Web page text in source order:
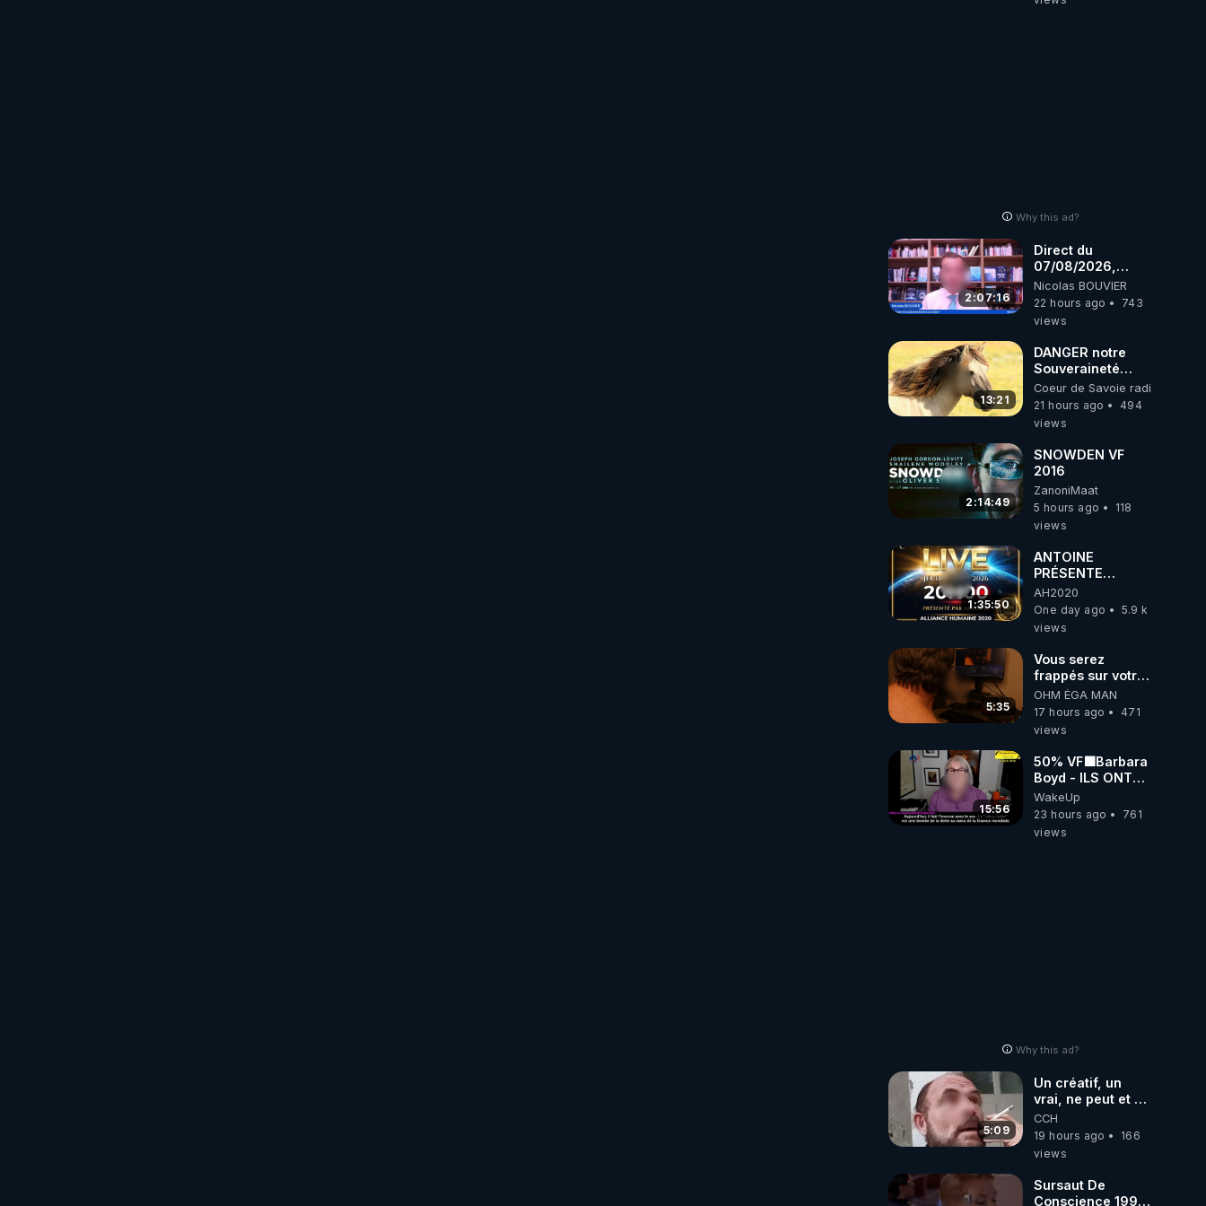
Why this ad?
2:07:16
Direct du
07/08/2026,
présenté par
Nicolas BOUVIER
Nicolas BOUVIER
22 hours ago
743
views
13:21
DANGER notre
Souveraineté
Alimentaire est
attaqué...
Coeur de Savoie radioweb TV
21 hours ago
494
views
2:14:49
SNOWDEN VF
2016
ZanoniMaat
5 hours ago
118
views
1:35:50
ANTOINE
PRÉSENTE
AH2020 LE LIVE
20H ***DU
06/08/2026***
AH2020
One day ago
5.9 k
views
5:35
Vous serez
frappés sur votre
sol européens par
la faute des
dirigeants qui
le nez
OHM ÉGA MAN
17 hours ago
471
views
15:56
50% VF🟩Barbara
Boyd - ILS ONT
MENTI SUR TOUT
-Jocelyne
Traduction
WakeUp
23 hours ago
761
views
Why this ad?
5:09
Un créatif, un
vrai, ne peut et ne
doit pas faire
appel à
l'intelligence
CCH
19 hours ago
166
views
Sursaut De
Conscience 1998